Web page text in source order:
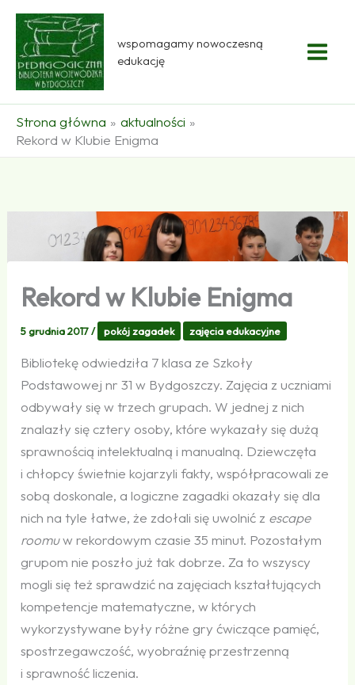
Przejdź
treści
wspomagamy nowoczesną
edukację
Strona główna
aktualności
Rekord w Klubie Enigma
Rekord w Klubie Enigma
5 grudnia 2017/ pokój zagadek zajęcia edukacyjne
Bibliotekę odwiedziła 7 klasa ze Szkoły
Podstawowej nr 31 w Bydgoszczy. Zajęcia z uczniami
odbywały się w trzech grupach. W jednej z nich
znalazły się cztery osoby, które wykazały się dużą
sprawnością intelektualną i manualną. Dziewczęta
i chłopcy świetnie kojarzyli fakty, współpracowali ze
sobą doskonale, a logiczne zagadki okazały się dla
nich na tyle łatwe, że zdołali się uwolnić z escape
roomuw rekordowym czasie 35 minut. Pozostałym
grupom nie poszło już tak dobrze. Za to wszyscy
mogli się też sprawdzić na zajęciach kształtujących
kompetencje matematyczne, w których
wykorzystywane były różne gry ćwiczące pamięć,
spostrzegawczość, wyobraźnię przestrzenną
i sprawność liczenia.